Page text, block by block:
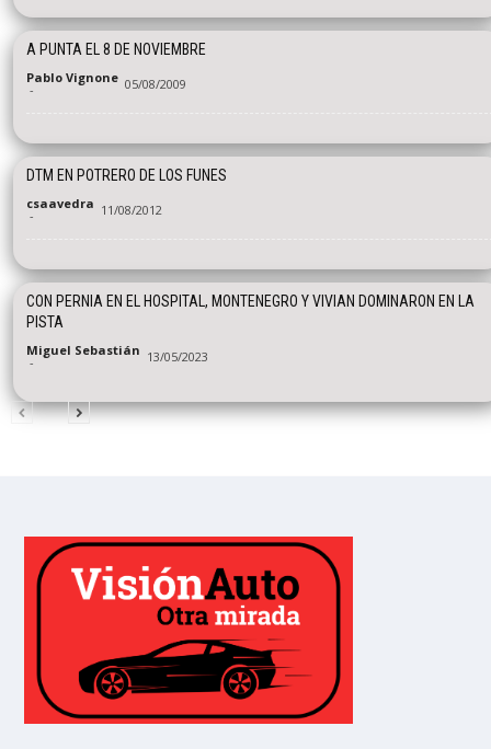
A PUNTA EL 8 DE NOVIEMBRE
Pablo Vignone
- 05/08/2009
DTM EN POTRERO DE LOS FUNES
csaavedra
- 11/08/2012
CON PERNIA EN EL HOSPITAL, MONTENEGRO Y VIVIAN DOMINARON EN LA
PISTA
Miguel Sebastián
- 13/05/2023